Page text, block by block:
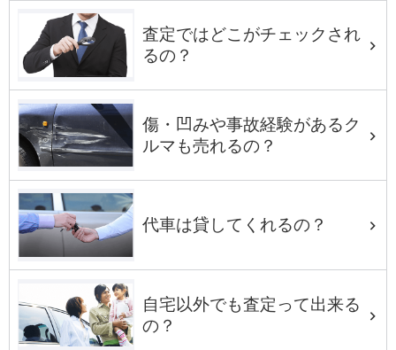
査定ではどこがチェックされ
るの？
傷・凹みや事故経験があるク
ルマも売れるの？
代車は貸してくれるの？
自宅以外でも査定って出来る
の？